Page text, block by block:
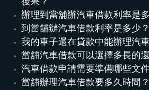
辦理到當舖辦汽車借款利率是
到當舖辦汽車借款利率是多少？
我的車子還在貸款中能辦理汽
當舖汽車借款可以選擇多長的
汽車借款申請需要準備哪些文
當舖辦理汽車借款要多久時間？